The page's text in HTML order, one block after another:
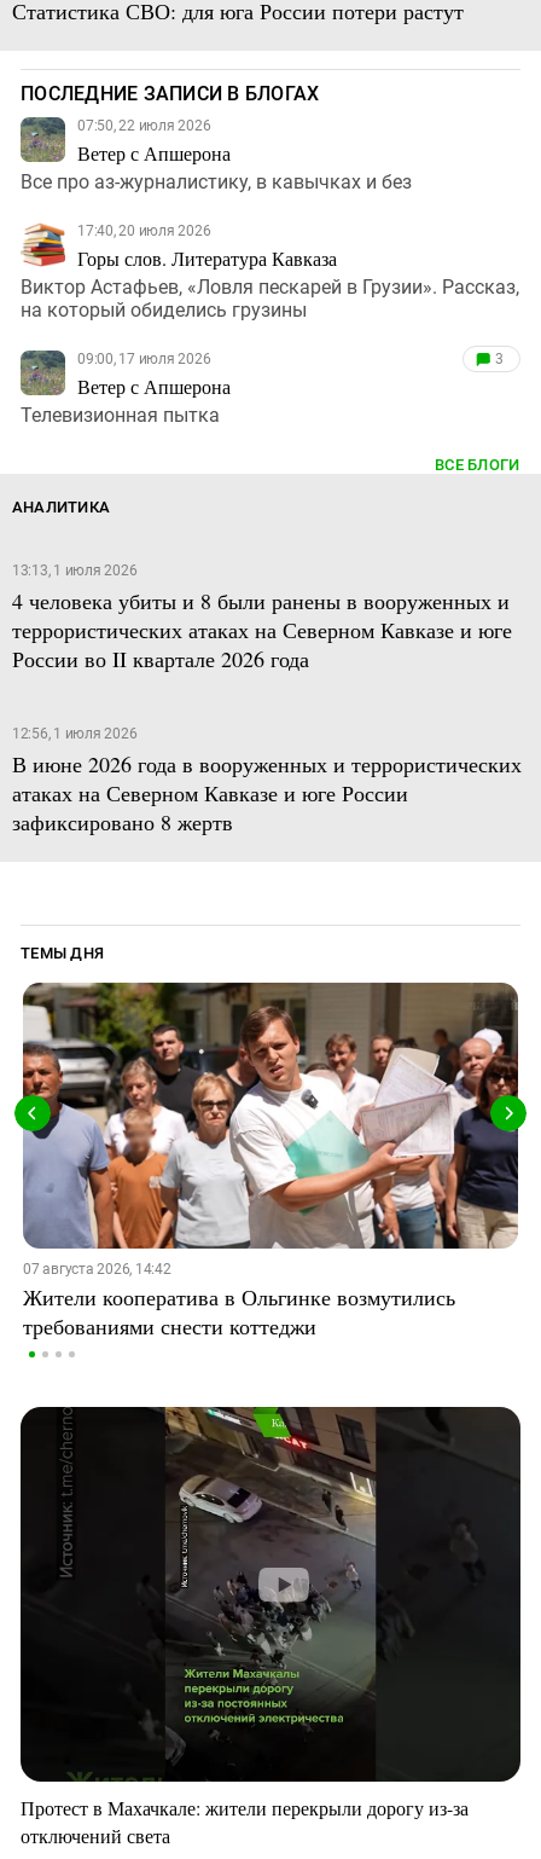
Статистика СВО: для юга России потери растут
ПОСЛЕДНИЕ ЗАПИСИ В БЛОГАХ
07:50, 22 июля 2026
Ветер с Апшерона
Все про аз-журналистику, в кавычках и без
17:40, 20 июля 2026
Горы слов. Литература Кавказа
Виктор Астафьев, «Ловля пескарей в Грузии». Рассказ,
на который обиделись грузины
09:00, 17 июля 2026
Ветер с Апшерона
3
Телевизионная пытка
ВСЕ БЛОГИ
АНАЛИТИКА
13:13, 1 июля 2026
4 человека убиты и 8 были ранены в вооруженных и
террористических атаках на Северном Кавказе и юге
России во II квартале 2026 года
12:56, 1 июля 2026
В июне 2026 года в вооруженных и террористических
атаках на Северном Кавказе и юге России
зафиксировано 8 жертв
ТЕМЫ ДНЯ
07 августа 2026, 14:42
Жители кооператива в Ольгинке возмутились
требованиями снести коттеджи
Протест в Махачкале: жители перекрыли дорогу из-за
отключений света